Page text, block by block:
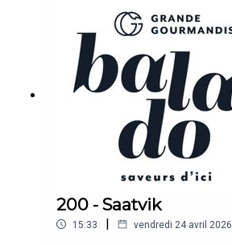
de Montréal.
200 - Saatvik
15:33 | vendredi 24 avril 2026